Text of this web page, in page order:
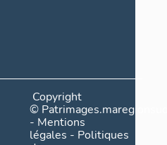
Copyright
©
- Mentions
légales - Politiques